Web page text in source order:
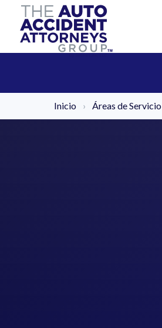
Inicio › Áreas de Servicio